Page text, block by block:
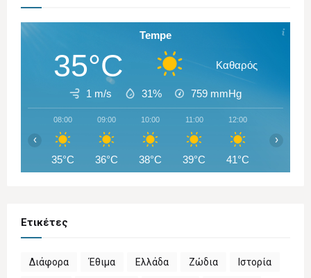
Tempe
35°C Καθαρός
1 m/s 31% 759 mmHg
08:00
35°C
09:00
36°C
10:00
38°C
11:00
39°C
12:00
41°C
‹ ›
Ετικέτες
Διάφορα Έθιμα Ελλάδα Ζώδια Ιστορία